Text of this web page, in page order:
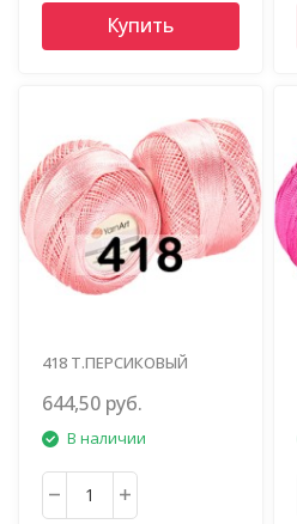
Купить
418 Т.ПЕРСИКОВЫЙ
644,50 руб.
В наличии